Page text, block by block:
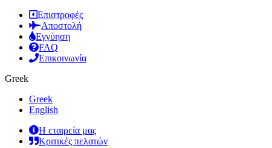
Επιστροφές
Αποστολή
Εγγύηση
FAQ
Επικοινωνία
Greek
Greek
English
Η εταιρεία μας
Κριτικές πελατών